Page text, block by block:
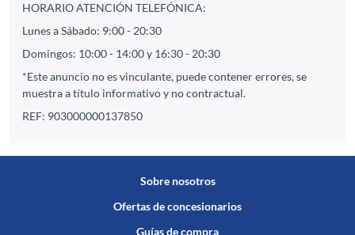
HORARIO ATENCIÓN TELEFÓNICA:
Lunes a Sábado: 9:00 - 20:30
Domingos: 10:00 - 14:00 y 16:30 - 20:30
*Este anuncio no es vinculante, puede contener errores, se
muestra a título informativo y no contractual.
REF: 903000000137850
Sobre nosotros
Ofertas de concesionarios
Guías de compra